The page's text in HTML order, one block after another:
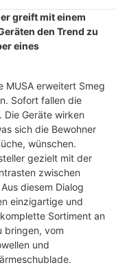
greift mit einem
den Trend zu
eines
MUSA erweitert Smeg
Sofort fallen die
Die Geräte wirken
sich die Bewohner
wünschen.
gezielt mit der
zwischen
diesem Dialog
einzigartige und
Sortiment an
bringen, vom
und